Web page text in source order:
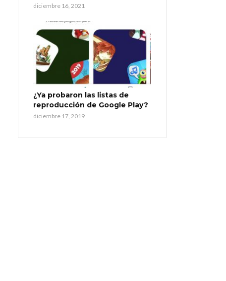
diciembre 16, 2021
¿Ya probaron las listas de
reproducción de Google Play?
diciembre 17, 2019